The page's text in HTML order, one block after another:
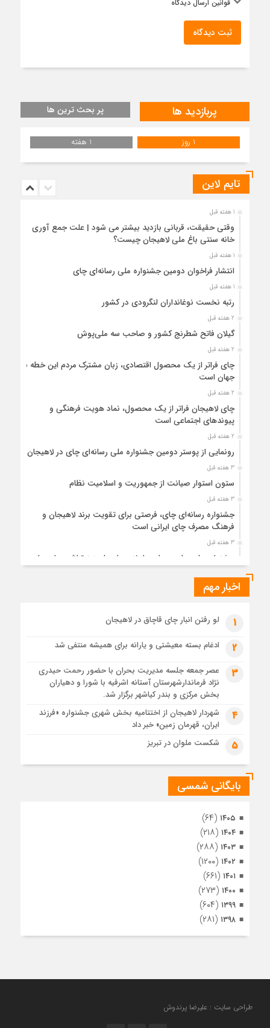
قوانین ارسال دیدگاه
ثبت دیدگاه
پربازدید ها پر بحث ترین ها
1 روز 1 هفته
تایم لاین
1 هفته قبل
وقتی حقیقت، قربانی بازدید بیشتر می شود | علت جمع آوری
خانه سنتی باغ ملی لاهیجان چیست؟
1 هفته قبل
انتشار فراخوان دومین جشنواره ملی رسانه‌ای چای
1 هفته قبل
رتبه نخست نوغانداران لنگرودی در کشور
2 هفته قبل
گیلان فاتح شطرنج کشور و صاحب سه ملی‌پوش
2 هفته قبل
چای فراتر از یک محصول اقتصادی، زبان مشترک مردم این خطه با
جهان است
2 هفته قبل
چای لاهیجان فراتر از یک محصول، نماد هویت فرهنگی و
پیوندهای اجتماعی است
2 هفته قبل
رونمایی از پوستر دومین جشنواره ملی رسانه‌ای چای در لاهیجان
3 هفته قبل
ستون استوار صیانت از جمهوریت و اسلامیت نظام
3 هفته قبل
جشنواره رسانه‌ای چای، فرصتی برای تقویت برند لاهیجان و
فرهنگ مصرف چای ایرانی است
3 هفته قبل
جشنواره ملی چای، حمایت از لاهیجان یا هزینه‌تراشی برای چای
4 هفته قبل
4 هفته قبل
رئوف
تصاویر هوایی مراسم تشییع پیکر مطهر آقای شهید ایران – مشهد
مراسم تشییع پیکر مطهر آقای شهید ایران – مشهد
تصاویری از تراکم جمعیت حاضر در میدان ثورهالعشرین نجف
اشرف
اخبار مهم
1 لو رفتن انبار چای قاچاق در لاهیجان
2 ادغام بسته معیشتی و یارانه برای همیشه منتفی شد
3
عصر جمعه جلسه مدیریت بحران با حضور رحمت حیدری
نژاد فرماندارشهرستان آستانه اشرفیه با شورا و دهیاران
بخش مرکزی و بندر کیاشهر برگزار شد.
4
شهردار لاهیجان از اختتامیه بخش شهری جشنواره «فرزند
ایران، قهرمان زمین» خبر داد
5 شکست ملوان در تبریز
بایگانی شمسی
۱۴۰۵ (۶۴)
۱۴۰۴ (۲۱۸)
۱۴۰۳ (۲۸۸)
۱۴۰۲ (۱۲۰۰)
۱۴۰۱ (۶۶۱)
۱۴۰۰ (۲۷۳)
۱۳۹۹ (۶۰۴)
۱۳۹۸ (۲۸۱)
طراحی سایت : علیرضا پرندوش